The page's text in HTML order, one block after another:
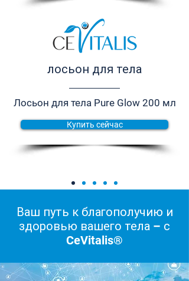
лосьон для тела
Лосьон для тела Pure Glow 200 мл
Купить сейчас
Ваш путь к благополучию и
здоровью вашего тела – с
CeVitalis®